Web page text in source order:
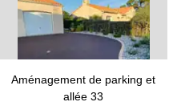
Aménagement de parking et
allée 33